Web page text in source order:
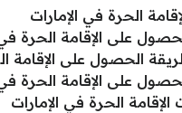
الحرة في الإمارات
على الإقامة الحرة في
الحصول على الإقامة
على الإقامة الحرة
الإقامة الحرة في الإمارات